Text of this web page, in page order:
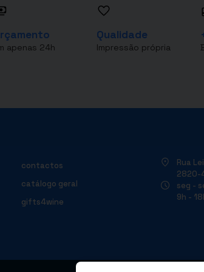
apenas 24h
Qualidade
Impressão própria
contactos
catálogo geral
gifts4wine
Rua
2820-
seg -
9h -